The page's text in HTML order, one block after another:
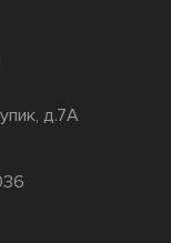
д.7А